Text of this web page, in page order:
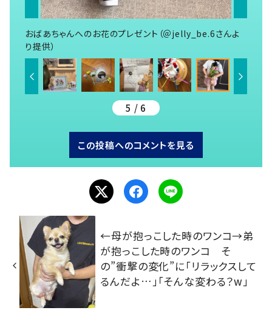
おばあちゃんへのお花のプレゼント（＠jelly_be.6さんよ
り提供）
5 / 6
この投稿へのコメントを見る
←母が抱っこした時のワンコ→弟
が抱っこした時のワンコ そ
の”衝撃の変化”に「リラックスして
るんだよ…」「そんな変わる？w」